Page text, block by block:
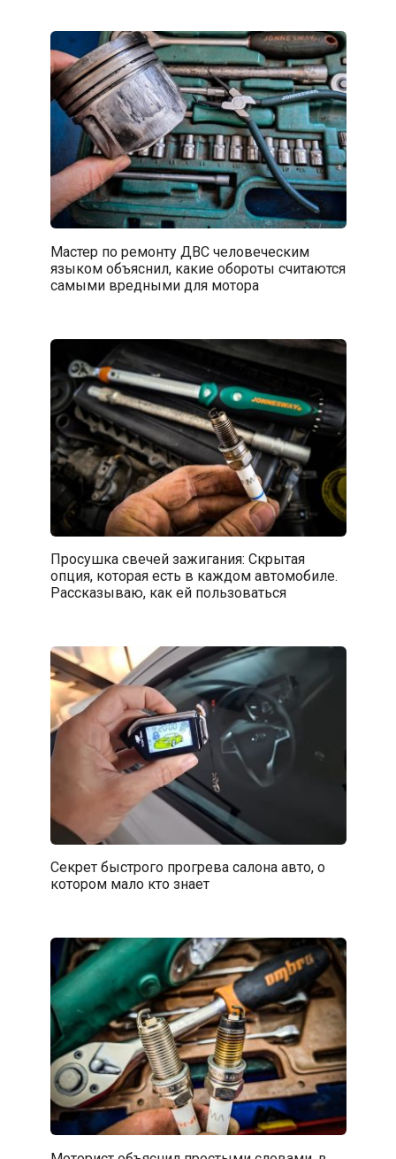
Мастер по ремонту ДВС человеческим
языком объяснил, какие обороты считаются
самыми вредными для мотора
Просушка свечей зажигания: Скрытая
опция, которая есть в каждом автомобиле.
Рассказываю, как ей пользоваться
Секрет быстрого прогрева салона авто, о
котором мало кто знает